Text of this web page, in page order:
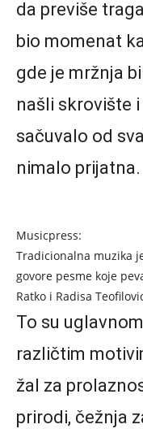
da previše
bio momenat
gde je mržnja
našli skrovište
sačuvalo od
nimalo prijatna.
Musicpress:
Tradicionalna muzika
govore pesme koje
Ratko i Radisa
To su
različtim
žal za
prirodi, čežnja